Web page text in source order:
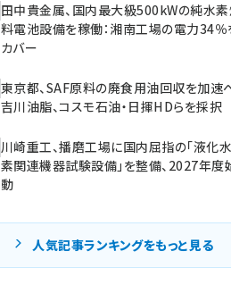
田中貴金属、国内最大級500kWの純水
料電池設備を稼働：湘南工場の電力34％
カバー
東京都、SAF原料の廃食用油回収を加速へ
吉川油脂、コスモ石油・日揮HDらを採択
川崎重工、播磨工場に国内屈指の「液化水
素関連機器試験設備」を整備、2027年度
動
人気記事ランキングをもっと見る